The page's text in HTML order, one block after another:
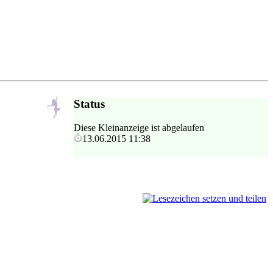
Status
Diese Kleinanzeige ist abgelaufen
13.06.2015 11:38